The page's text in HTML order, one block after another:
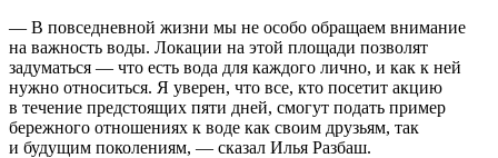
— В повседневной жизни мы не особо обращаем внимание
на важность воды. Локации на этой площади позволят
задуматься — что есть вода для каждого лично, и как к ней
нужно относиться. Я уверен, что все, кто посетит акцию
в течение предстоящих пяти дней, смогут подать пример
бережного отношениях к воде как своим друзьям, так
и будущим поколениям, — сказал Илья Разбаш.